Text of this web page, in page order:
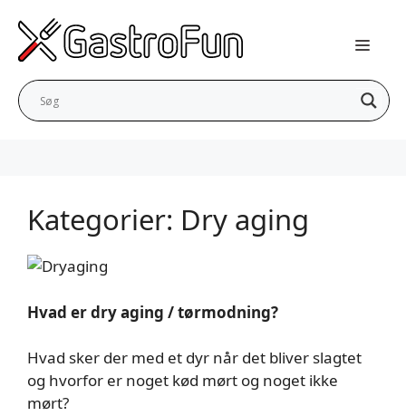
indhold
Kategorier: Dry aging
Hvad er dry aging / tørmodning?
Hvad sker der med et dyr når det bliver slagtet
og hvorfor er noget kød mørt og noget ikke
mørt?